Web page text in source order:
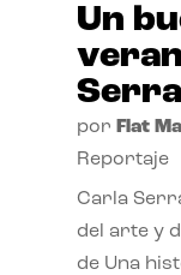
Un
por Flat
Reportaje
Carla
del arte y
de Una